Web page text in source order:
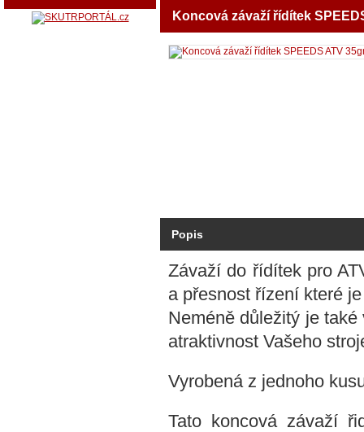
Koncová závaží řídítek
Popis
Závaží do řídítek pro
a přesnost řízení které
Neméně důležitý je
atraktivnost Vašeho
Vyrobená z jednoho
Tato koncová závaží